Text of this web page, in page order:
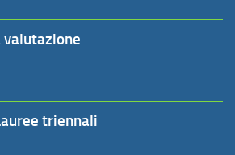
triennali